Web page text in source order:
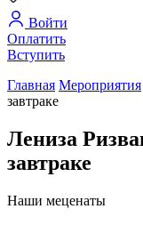
Войти
Оплатить
Вступить
Главная Мероприятия
завтраке
Лениза
завтраке
Наши меценаты